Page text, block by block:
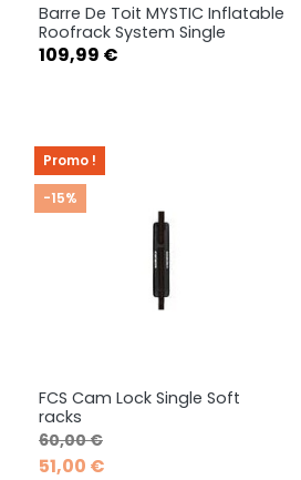
 Aperçu rapide
Barre De Toit MYSTIC Inflatable
Roofrack System Single
Prix
109,99 €
 Aperçu rapide
FCS Cam Lock Single Soft
racks
Prix de base
60,00 €Prix
51,00 €
Promo !
-15%